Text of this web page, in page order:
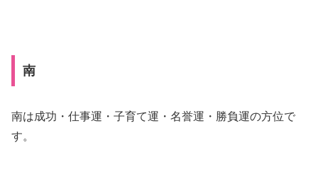
南
南は成功・仕事運・子育て運・名誉運・勝負運の方位で
す。